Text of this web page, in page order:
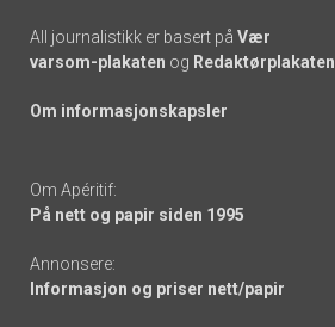
All journalistikk er basert på Vær
varsom-plakaten og Redaktørplakaten
Om informasjonskapsler
Om Apéritif:
På nett og papir siden 1995
Annonsere:
Informasjon og priser nett/papir